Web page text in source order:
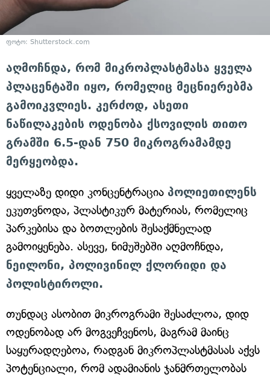
ფოტო: Shutterstock.com
აღმოჩნდა, რომ მიკროპლასტმასა ყველა
პლაცენტაში იყო, რომელიც მეცნიერებმა
გამოიკვლიეს. კერძოდ, ასეთი
ნაწილაკების ოდენობა ქსოვილის თითო
გრამში 6.5-დან 750 მიკროგრამამდე
მერყეობდა.
ყველაზე დიდი კონცენტრაცია პოლიეთილენს
ეკუთვნოდა, პლასტიკურ მატერიას, რომელიც
პარკებისა და ბოთლების შესაქმნელად
გამოიყენება. ასევე, ნიმუშებში აღმოჩნდა,
ნეილონი, პოლივინილ ქლორიდი და
პოლისტიროლი.
თუნდაც ასობით მიკროგრამი შესაძლოა, დიდ
ოდენობად არ მოგვეჩვენოს, მაგრამ მაინც
საყურადღებოა, რადგან მიკროპლასტმასას აქვს
პოტენციალი, რომ ადამიანის ჯანმრთელობას